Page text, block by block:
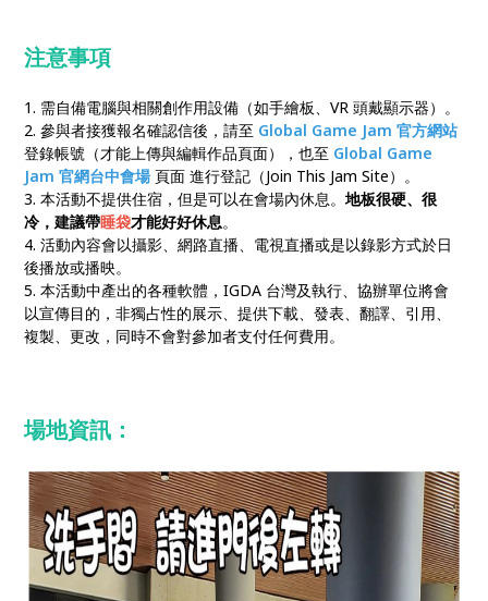
注意事項
1. 需自備電腦與相關創作用設備（如手繪板、VR 頭戴顯示器）。
2. 參與者接獲報名確認信後，請至 Global Game Jam 官方網站
登錄帳號（才能上傳與編輯作品頁面），也至 Global Game
Jam 官網台中會場 頁面 進行登記（Join This Jam Site）。
3. 本活動不提供住宿，但是可以在會場內休息。地板很硬、很
冷，建議帶睡袋才能好好休息。
4. 活動內容會以攝影、網路直播、電視直播或是以錄影方式於日
後播放或播映。
5. 本活動中產出的各種軟體，IGDA 台灣及執行、協辦單位將會
以宣傳目的，非獨占性的展示、提供下載、發表、翻譯、引用、
複製、更改，同時不會對參加者支付任何費用。
場地資訊：